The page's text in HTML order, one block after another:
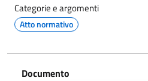
Categorie e argomenti
Atto normativo
Documento